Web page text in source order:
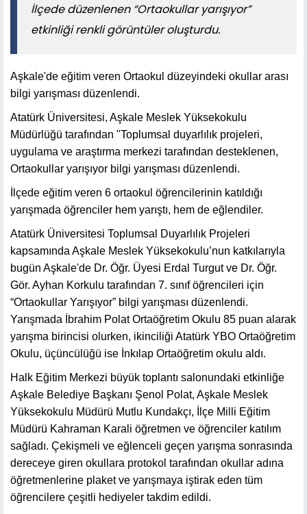
İlçede düzenlenen “Ortaokullar yarışıyor”
etkinliği renkli görüntüler oluşturdu.
Aşkale'de eğitim veren Ortaokul düzeyindeki okullar arası
bilgi yarışması düzenlendi.
Atatürk Üniversitesi, Aşkale Meslek Yüksekokulu
Müdürlüğü tarafından "Toplumsal duyarlılık projeleri,
uygulama ve araştırma merkezi tarafından desteklenen,
Ortaokullar yarışıyor bilgi yarışması düzenlendi.
İlçede eğitim veren 6 ortaokul öğrencilerinin katıldığı
yarışmada öğrenciler hem yarıştı, hem de eğlendiler.
Atatürk Üniversitesi Toplumsal Duyarlılık Projeleri
kapsamında Aşkale Meslek Yüksekokulu’nun katkılarıyla
bugün Aşkale'de Dr. Öğr. Üyesi Erdal Turgut ve Dr. Öğr.
Gör. Ayhan Korkulu tarafından 7. sınıf öğrencileri için
“Ortaokullar Yarışıyor” bilgi yarışması düzenlendi.
Yarışmada İbrahim Polat Ortaöğretim Okulu 85 puan alarak
yarışma birincisi olurken, ikinciliği Atatürk YBO Ortaöğretim
Okulu, üçüncülüğü ise İnkılap Ortaöğretim okulu aldı.
Halk Eğitim Merkezi büyük toplantı salonundaki etkinliğe
Aşkale Belediye Başkanı Şenol Polat, Aşkale Meslek
Yüksekokulu Müdürü Mutlu Kundakçı, İlçe Milli Eğitim
Müdürü Kahraman Karali öğretmen ve öğrenciler katılım
sağladı. Çekişmeli ve eğlenceli geçen yarışma sonrasında
dereceye giren okullara protokol tarafından okullar adına
öğretmenlerine plaket ve yarışmaya iştirak eden tüm
öğrencilere çeşitli hediyeler takdim edildi.